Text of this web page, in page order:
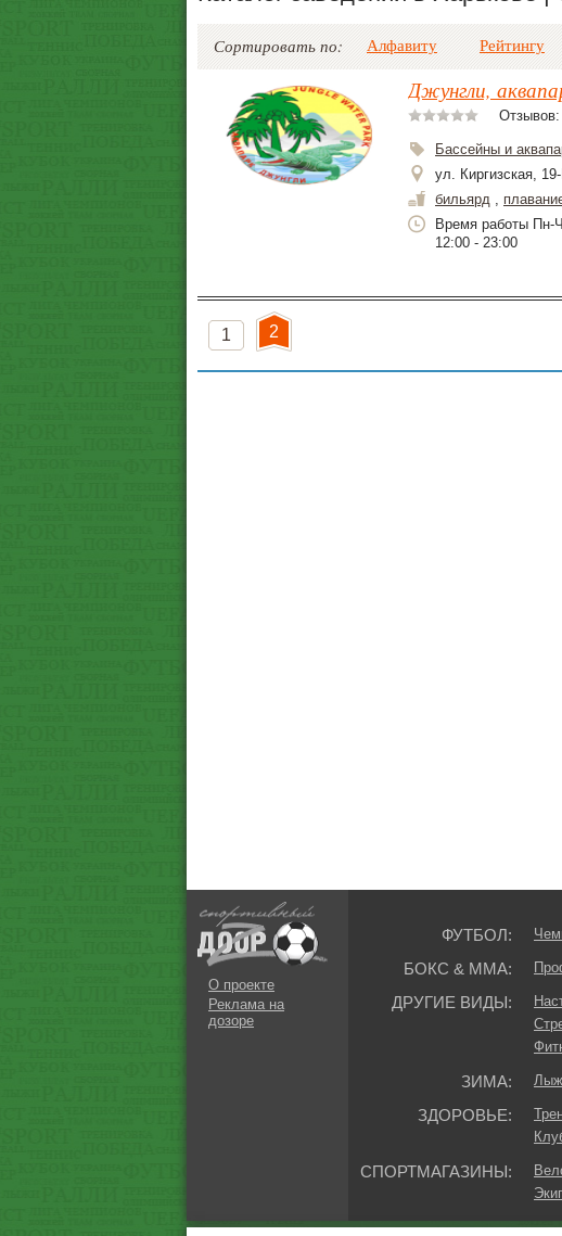
Сортировать по: Алфавиту Рейтингу
Джунгли,
Отзывов:
Бассейны и
ул. Киргизская,
бильярд ,
Время работы Пн-
12:00 - 23:00
1 2
О проекте
Реклама на
дозоре
ФУТБОЛ:
БОКС & ММА:
ДРУГИЕ ВИДЫ:
ЗИМА:
ЗДОРОВЬЕ:
СПОРТМАГАЗИНЫ: